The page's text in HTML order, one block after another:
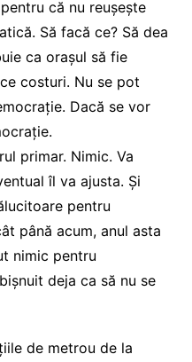
că nu reușește
Să facă ce? Să dea
ca orașul să fie
costuri. Nu se pot
Dacă se vor
primar. Nimic. Va
îl va ajusta. Și
pentru
până acum, anul asta
nimic pentru
deja ca să nu se
de metrou de la